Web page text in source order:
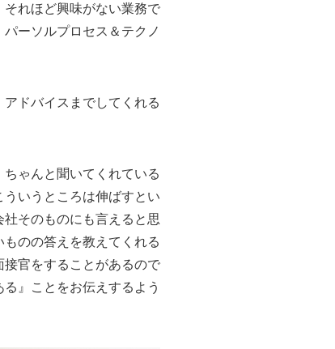
れほど興味がない業務で
ーソルプロセス＆テクノ
ドバイスまでしてくれる
ゃんと聞いてくれている
いうところは伸ばすとい
そのものにも言えると思
のの答えを教えてくれる
官をすることがあるので
』ことをお伝えするよう